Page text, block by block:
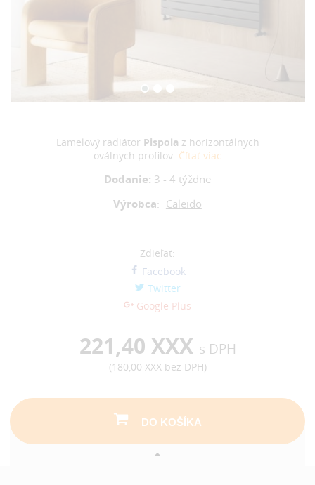
Lamelový radiátor Pispola z horizontálnych
oválnych profilov. Čítať viac
Dodanie: 3 - 4 týždne
Výrobca: Caleido
Zdieľať:
Facebook
Twitter
Google Plus
221,40 XXX s DPH
(180,00 XXX bez DPH)
DO KOŠÍKA